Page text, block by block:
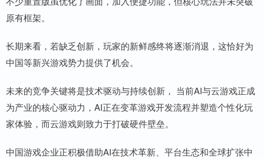
原有框架。
长期来看，若缺乏创新，玩家的新鲜感终将逐渐消退，这恰好为
中国等新兴游戏势力提供了机会。
未来的竞争关键将是技术驱动与持续创新， 当前AI与云游戏正成
为产业的核心驱动力，AI正在变革游戏开发流程并塑造个性化玩
家体验，而云游戏则致力于打破硬件壁垒。
中国游戏企业正积极借助AI在技术革新、平台生态和全球扩张中